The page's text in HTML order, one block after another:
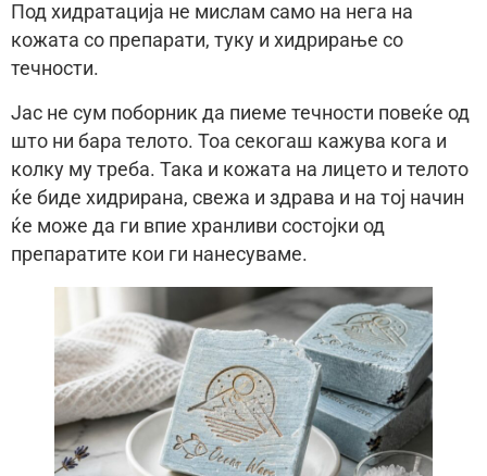
Под хидратација не мислам само на нега на
кожата со препарати, туку и хидрирање со
течности.
Јас не сум поборник да пиеме течности повеќе од
што ни бара телото. Тоа секогаш кажува кога и
колку му треба. Така и кожата на лицето и телото
ќе биде хидрирана, свежа и здрава и на тој начин
ќе може да ги впие хранливи состојки од
препаратите кои ги нанесуваме.